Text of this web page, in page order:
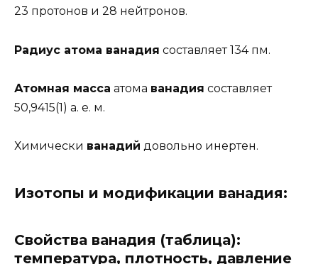
23 протонов и 28 нейтронов.
Радиус атома ванадия составляет 134 пм.
Атомная масса атома ванадия составляет
50,9415(1) а. е. м.
Химически ванадий довольно инертен.
Изотопы и модификации ванадия:
Свойства ванадия (таблица):
температура, плотность, давление